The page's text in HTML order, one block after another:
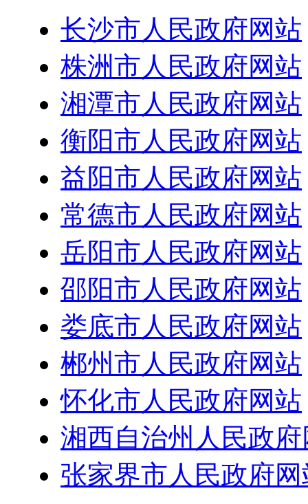
长沙市人民政府网站
株洲市人民政府网站
湘潭市人民政府网站
衡阳市人民政府网站
益阳市人民政府网站
常德市人民政府网站
岳阳市人民政府网站
邵阳市人民政府网站
娄底市人民政府网站
郴州市人民政府网站
怀化市人民政府网站
湘西自治州人民政
张家界市人民政府网